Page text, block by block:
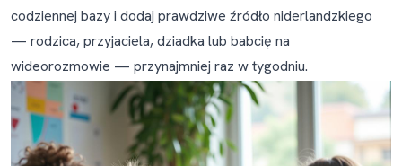
ważna)
A co z niderlandzkim dla rodzin, które
właśnie przeprowadziły się do Holandii lub
Belgii?
Polecane narzędzia
codziennej bazy i dodaj prawdziwe źródło niderlandzkiego
— rodzica, przyjaciela, dziadka lub babcię na
wideorozmowie — przynajmniej raz w tygodniu.